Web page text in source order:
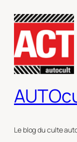
contenu
Le blog du culte